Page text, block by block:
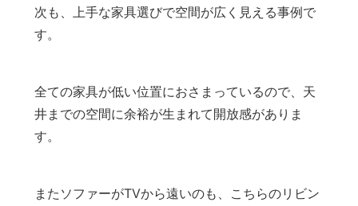
次も、上手な家具選びで空間が広く見える事例で
す。
全ての家具が低い位置におさまっているので、天
井までの空間に余裕が生まれて開放感がありま
す。
またソファーがTVから遠いのも、こちらのリビン